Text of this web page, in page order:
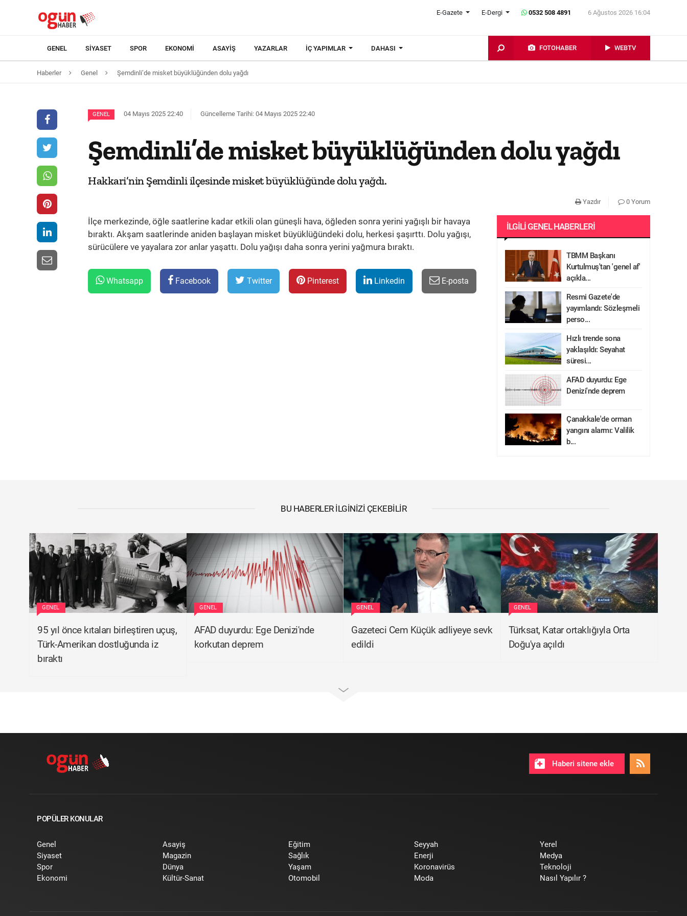
E-Gazete E-Dergi 0532 508 4891 6 Ağustos 2026 16:04
GENEL SIYASET SPOR EKONOMI ASAYIŞ YAZARLAR İÇ YAPIMLAR DAHASI FOTOHABER WEBTV
Haberler Genel Şemdinli’de misket büyüklüğünden dolu yağdı
GENEL 04 Mayıs 2025 22:40 Güncelleme Tarihi: 04 Mayıs 2025 22:40
Şemdinli’de misket büyüklüğünden dolu yağdı
Hakkari’nin Şemdinli ilçesinde misket büyüklüğünde dolu yağdı.
Yazdır 0 Yorum
İlçe merkezinde, öğle saatlerine kadar etkili olan güneşli hava, öğleden sonra yerini yağışlı bir havaya
bıraktı. Akşam saatlerinde aniden başlayan misket büyüklüğündeki dolu, herkesi şaşırttı. Dolu yağışı,
sürücülere ve yayalara zor anlar yaşattı. Dolu yağışı daha sonra yerini yağmura bıraktı.
Whatsapp Facebook Twitter Pinterest Linkedin E-posta
İLGILI GENEL HABERLERI
TBMM Başkanı
Kurtulmuş'tan 'genel af'
açıkla...
Resmi Gazete'de
yayımlandı: Sözleşmeli
perso...
Hızlı trende sona
yaklaşıldı: Seyahat
süresi...
AFAD duyurdu: Ege
Denizi'nde deprem
Çanakkale'de orman
yangını alarmı: Valilik
b...
BU HABERLER İLGINIZI ÇEKEBILIR
GENEL
95 yıl önce kıtaları birleştiren uçuş,
Türk-Amerikan dostluğunda iz
bıraktı
GENEL
AFAD duyurdu: Ege Denizi'nde
korkutan deprem
GENEL
Gazeteci Cem Küçük adliyeye sevk
edildi
GENEL
Türksat, Katar ortaklığıyla Orta
Doğu'ya açıldı
Haberi sitene ekle
POPÜLER KONULAR
Genel
Siyaset
Spor
Ekonomi
Asayiş
Magazin
Dünya
Kültür-Sanat
Eğitim
Sağlık
Yaşam
Otomobil
Seyyah
Enerji
Koronavirüs
Moda
Yerel
Medya
Teknoloji
Nasıl Yapılır ?